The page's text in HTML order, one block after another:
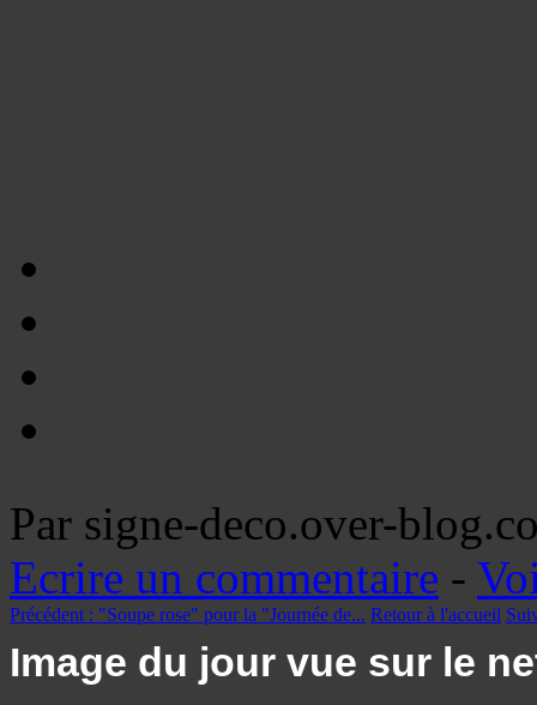
Par signe-deco.over-
Ecrire un commentaire -
Précédent : "Soupe rose" pour la "Journée de... Retour à l'accueil
Image du jour vue sur le